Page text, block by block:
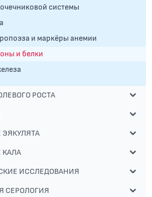
системы
и маркёры анемии
и белки
РОСТА
ИССЛЕДОВАНИЯ
СЕРОЛОГИЯ